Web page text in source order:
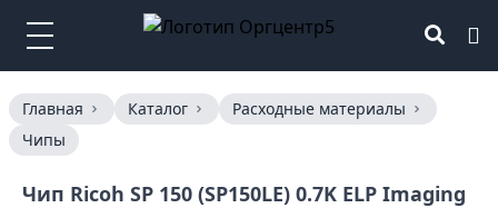
Главная Каталог
Расходные материалы
Чипы
Чип Ricoh SP 150 (SP150LE) 0.7K ELP Imaging